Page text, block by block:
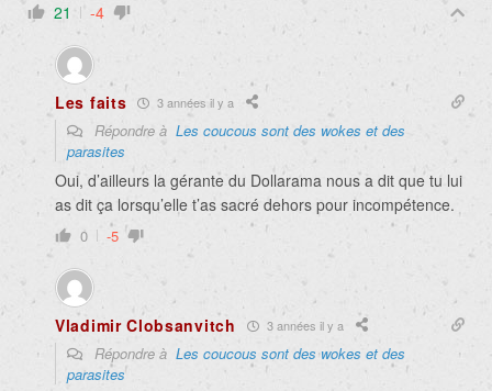
21 -4
Les faits 3 années il y a
Répondre à Les coucous sont des wokes et des
parasites
Oui, d’ailleurs la gérante du Dollarama nous a dit que tu lui
as dit ça lorsqu’elle t’as sacré dehors pour incompétence.
0 -5
Vladimir Clobsanvitch 3 années il y a
Répondre à Les coucous sont des wokes et des
parasites